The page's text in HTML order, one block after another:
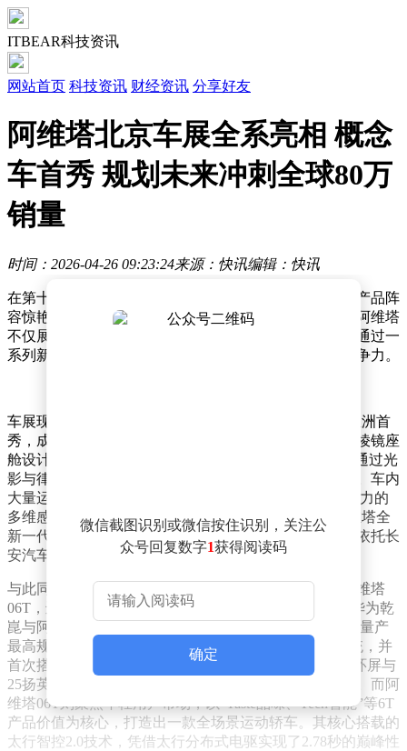
ITBEAR科技资讯
网站首页 科技资讯 财经资讯 分享好友
阿维塔北京车展全系亮相 概念
车首秀 规划未来冲刺全球80万
销量
时间：2026-04-26 09:23:24来源：快讯编辑：快讯
在第十九届北京国际汽车展览会上，阿维塔科技以全系产品阵
容惊艳亮相，吸引了众多目光。恰逢品牌成立五周年，阿维塔
不仅展示了其在设计、智能与性能方面的显著进阶，更通过一
系列新品与战略规划，彰显出中国新豪华品牌的全球竞争力。
车展现场，阿维塔首款概念车VISION XPECTRA迎来亚洲首
秀，成为全场焦点。这款概念车采用了极致通透的全景棱镜座
舱设计，中控屏后方的“情感涡流”作为核心交互中枢，通过光
影与律动实现与用户的情感沟通，甚至能预判用户需求。车内
大量运用充气材质与3D针织工艺，营造出一种富有生命力的
多维感官体验。据悉，VISION XPECTRA所承载的阿维塔全
新一代设计语言，将从第二代量产车型开始逐步落地，依托长
安汽车的百年制造基因，实现设计概念的完美还原。
与此同时，阿维塔还展示了近期上市的新阿维塔12与阿维塔
06T，进一步完善了其高端产品矩阵。新阿维塔12作为华为乾
崑与阿维塔战略合作2.0的标志性产品，集成了华为全球量产
最高规格的896线激光雷达、乾崑智驾及全维防碰撞系统，并
首次搭载“乾崑”LOGO。全系标配的35.4英寸4K全景星环屏与
25扬英国之宝音响，重新定义了50万内豪华轿车的标准。而阿
维塔06T则聚焦年轻用户市场，以“Taste品味、Tech智能”等6T
产品价值为核心，打造出一款全场景运动轿车。其核心搭载的
太行智控2.0技术，凭借太行分布式电驱实现了2.78秒的巅峰性
微信截图识别或微信按住识别，关注公
众号回复数字1获得阅读码
确定